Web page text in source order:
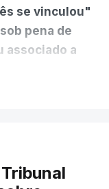
se vinculou"
pena de
associado a
transparente".